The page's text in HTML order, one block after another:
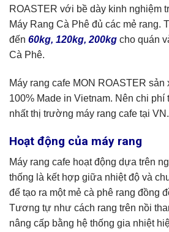
ROASTER với bề dày kinh nghiệm
Máy Rang Cà Phê đủ các mẻ rang.
đến 60kg, 120kg, 200kg cho quán
Cà Phê.
Máy rang cafe MON ROASTER
100% Made in Vietnam. Nên chi phí
nhất thị trường máy rang cafe tại VN.
Hoạt động của máy rang
Máy rang cafe hoạt động dựa trên
thống là kết hợp giữa nhiệt độ và
để tạo ra một mẻ cà phê rang đồng
Tương tự như cách rang trên nồi
nâng cấp bằng hệ thống gia nhiệt